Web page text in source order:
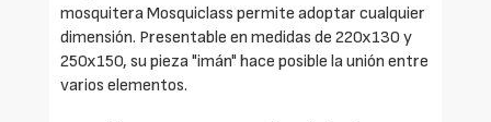
mosquitera Mosquiclass permite adoptar cualquier
dimensión. Presentable en medidas de 220x130 y
250x150, su pieza "imán" hace posible la unión entre
varios elementos.